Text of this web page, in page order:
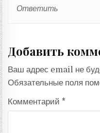
Ответить
Добавить
Ваш адрес email не
Обязательные поля
Комментарий *